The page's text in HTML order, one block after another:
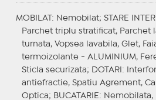
MOBILAT : Nemobilat; STARE
Parchet triplu stratificat, Parchet
turnata, Vopsea lavabila, Glet,
termoizolante - ALUMINIUM,
Sticla securizata;
DOTARI :
antiefractie, Spatiu Agrement,
Optica; BUCATARIE : Nemobilata,